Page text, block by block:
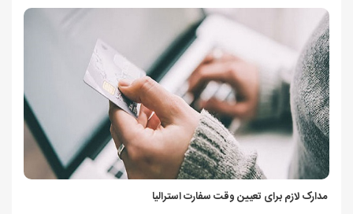
مدارک لازم برای تعیین وقت سفارت استرالیا